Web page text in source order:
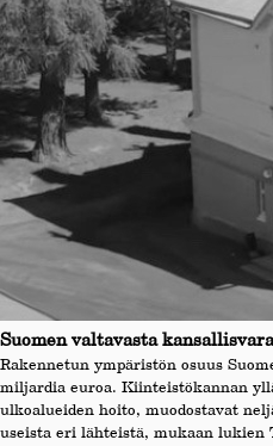
Suomen valtavasta
Rakennetun ympäristön osuus
miljardia euroa. Kiinteistökannan
ulkoalueiden hoito, muodostavat
useista eri lähteistä, mukaan lukien